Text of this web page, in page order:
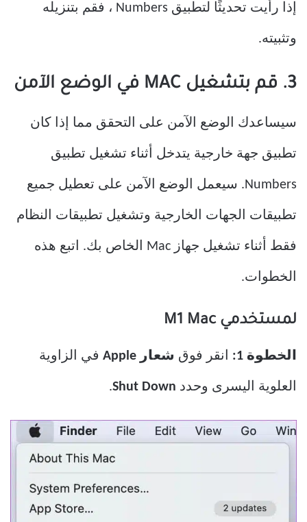
إذا رأيت تحديثًا لتطبيق Numbers ، فقم بتنزيله
وتثبيته.
3. قم بتشغيل MAC في الوضع الآمن
سيساعدك الوضع الآمن على التحقق مما إذا كان
تطبيق جهة خارجية يتدخل أثناء تشغيل تطبيق
Numbers. سيعمل الوضع الآمن على تعطيل جميع
تطبيقات الجهات الخارجية وتشغيل تطبيقات النظام
فقط أثناء تشغيل جهاز Mac الخاص بك. اتبع هذه
الخطوات.
لمستخدمي M1 Mac
الخطوة 1: انقر فوق شعار Apple في الزاوية
العلوية اليسرى وحدد Shut Down
.